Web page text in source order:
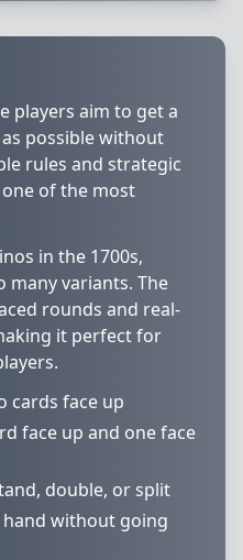
players aim to get a
possible without
rules and strategic
of the most
in the 1700s,
many variants. The
rounds and real-
it perfect for
cards face up
face up and one face
double, or split
hand without going